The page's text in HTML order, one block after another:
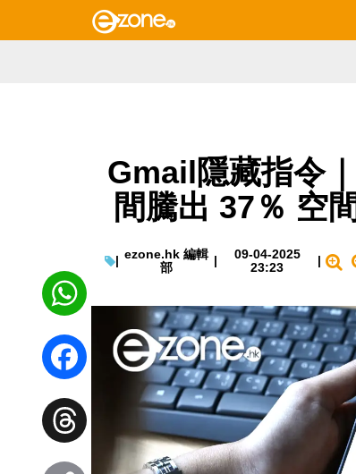
Gmail隱藏指令
間騰出 37％ 空
| ezone.hk 編輯
部
|
09-04-2025
23:23
|
WhatsApp
Facebook
Threads